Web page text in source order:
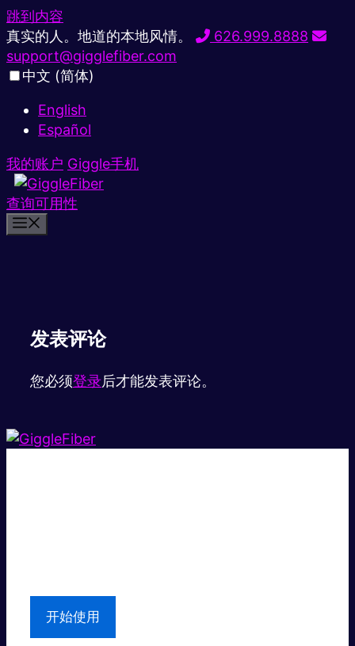
跳到内容
真实的人。地道的本地风情。
626.999.8888
support@gigglefiber.com
中文 (简体)
English
Español
我的账户 Giggle手机
查询可用性
发表评论
您必须登录后才能发表评论。
开始使用